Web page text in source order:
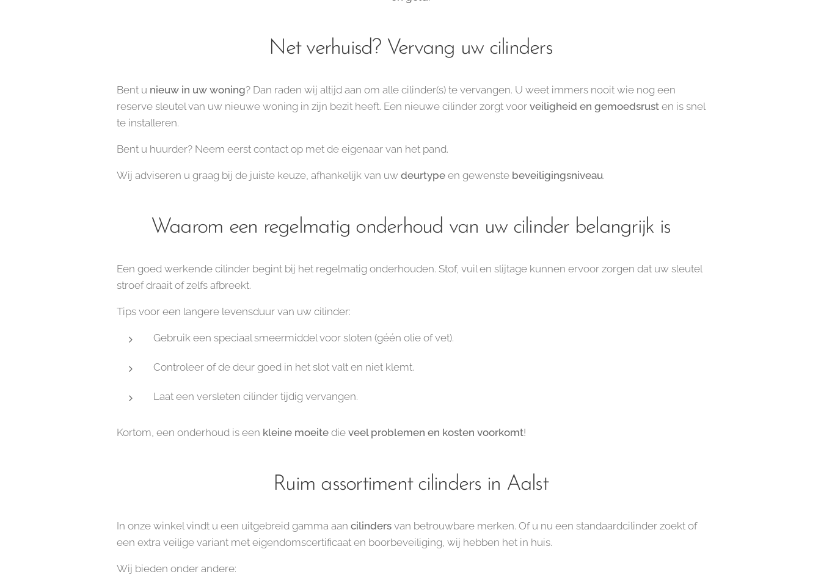
Net verhuisd? Vervang uw cilinders
Bent u nieuw in uw woning? Dan raden wij altijd aan om alle cilinder(s) te vervangen. U weet immers nooit wie nog een
reserve sleutel van uw nieuwe woning in zijn bezit heeft. Een nieuwe cilinder zorgt voor veiligheid en gemoedsrusten is snel
te installeren.
Bent u huurder? Neem eerst contact op met de eigenaar van het pand.
Wij adviseren u graag bij de juiste keuze, afhankelijk van uw deurtypeen gewenste beveiligingsniveau.
Waarom een regelmatig onderhoud van uw cilinder belangrijk is
Een goed werkende cilinder begint bij het regelmatig onderhouden. Stof, vuil en slijtage kunnen ervoor zorgen dat uw sleutel
stroef draait of zelfs afbreekt.
Tips voor een langere levensduur van uw cilinder:
Gebruik een speciaal smeermiddel voor sloten (géén olie of vet).
Controleer of de deur goed in het slot valt en niet klemt.
Laat een versleten cilinder tijdig vervangen.
Kortom, een onderhoud is een kleine moeitedie veel problemen en kosten voorkomt!
Ruim assortiment cilinders in Aalst
In onze winkel vindt u een uitgebreid gamma aan cilindersvan betrouwbare merken. Of u nu een standaardcilinder zoekt of
een extra veilige variant met eigendomscertificaat en boorbeveiliging, wij hebben het in huis.
Wij bieden onder andere: